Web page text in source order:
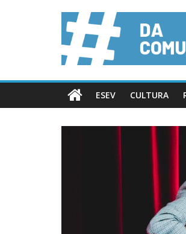
ESEV CULTURA